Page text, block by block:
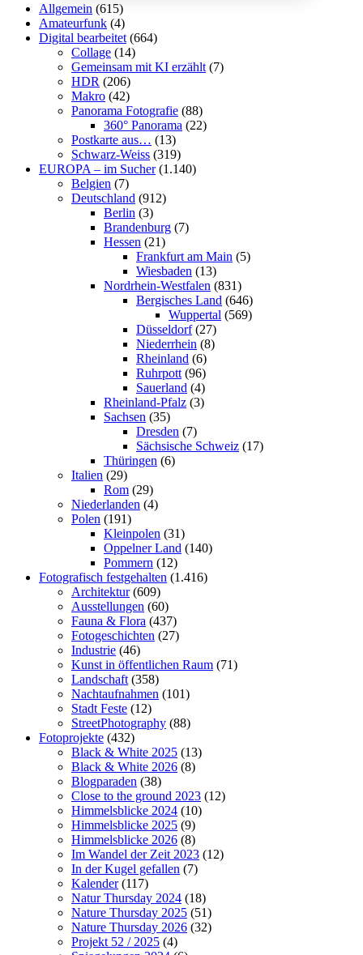
Allgemein (615)
Amateurfunk (4)
Digital bearbeitet (664)
Collage (14)
Gemeinsam mit KI erzählt (7)
HDR (206)
Makro (42)
Panorama Fotografie (88)
360° Panorama (22)
Postkarte aus… (13)
Schwarz-Weiss (319)
EUROPA – im Sucher(1.140)
Belgien (7)
Deutschland (912)
Berlin (3)
Brandenburg (7)
Hessen (21)
Frankfurt am Main (5)
Wiesbaden (13)
Nordrhein-Westfalen (831)
Bergisches Land (646)
Wuppertal (569)
Düsseldorf(27)
Niederrhein (8)
Rheinland (6)
Ruhrpott (96)
Sauerland (4)
Rheinland-Pfalz (3)
Sachsen (35)
Dresden (7)
Sächsische Schweiz (17)
Thüringen (6)
Italien (29)
Rom (29)
Niederlanden (4)
Polen (191)
Kleinpolen (31)
Oppelner Land (140)
Pommern (12)
Fotografisch festgehalten (1.416)
Architektur(609)
Ausstellungen (60)
Fauna & Flora (437)
Fotogeschichten (27)
Industrie (46)
Kunst in öffentlichen Raum (71)
Landschaft (358)
Nachtaufnahmen (101)
Stadt Feste (12)
StreetPhotography (88)
Fotoprojekte (432)
Black & White 2025 (13)
Black & White 2026 (8)
Blogparaden (38)
Close to the ground 2023 (12)
Himmelsblicke 2024 (10)
Himmelsblicke 2025 (9)
Himmelsblicke 2026 (8)
Im Wandel der Zeit 2023 (12)
In der Kugel gefallen (7)
Kalender(117)
Natur Thursday 2024 (18)
Nature Thursday 2025 (51)
Nature Thursday 2026 (32)
Projekt 52 / 2025 (4)